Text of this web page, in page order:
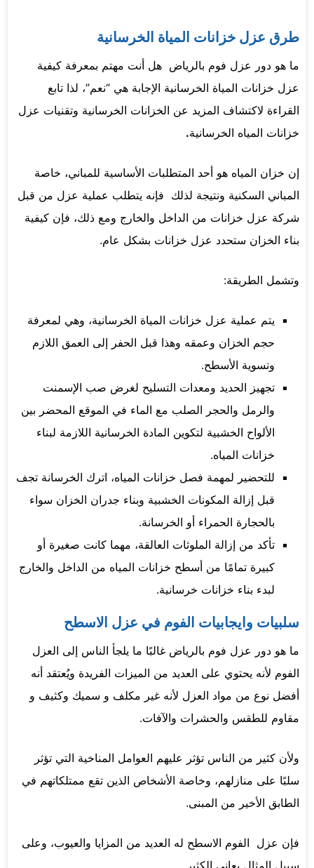
طرق عزل خزانات المياة الخرسانية
ما هو دور عزل فوم بالرياض هل أنت مهتم بمعرفة كيفية
عزل خزانات المياة الخرسانية الإجابة هي “نعم”، لذا تابع
القراءة لاكتشاف المزيد عن الخزانات الخرسانية وتقنيات عزل
خزانات المياه الخرسانية.
إن خزان المياه هو أحد المتطلبات الأساسية للمباني، خاصة
المباني السكنية ونتيجة لذلك فإنه يتطلب عملية عزل من قبل
شركة عزل خزانات من الداخل والخارج ومع ذلك، فإن كيفية
بناء الخزان ستحدد عزل خزانات بشكل عام.
وتشمل الطريقة:
يتم عملية عزل خزانات المياة الخرسانية، وهي لمعرفة
حجم الخزان وعمقه وهذا قبل الحفر إلى العمق اللازم
وتسوية الأسطح.
تجهيز الحديد ومعدات التسليح لغرض صب الإسمنت
والرمل والحجر الصلب مع الماء في الموقع المحضر بين
الألواح الخشبية لتكوين المادة الخرسانية اللازمة لبناء
خزانات المياه.
للتحضير لمهمة فصل خزانات المياه، اترك الخرسانة تجف
قبل إزالة المكونات الخشبية وبناء جدران الخزان سواء
بالحجارة الحمراء أو الخرسانة.
تأكد من إزالة الملوثات العالقة، مهما كانت صغيرة أو
كبيرة تمامًا من أسطح خزانات المياه من الداخل والخارج
لبدء بناء خزانات خرسانية.
سلبيات وايجابيات الفوم في عزل الاسطح
ما هو دور عزل فوم بالرياض غالبًا ما يلجأ الناس إلى العزل
الفوم لأنه يحتوي على العديد من الميزات الفريدة ويُعتقد أنه
أفضل نوع من مواد العزل لأنه غير مكلف و سميك وكثيف و
مقاوم للطقس والحشرات والآفات.
ولأن كثير من الناس تؤثر عليهم العوامل المناخية التي تؤثر
سلبًا على منازلهم، وخاصة الأشخاص الذين تقع ممتلكاتهم في
الطابق الأخير من المبنى.
فإن عزل الفوم الاسطح له العديد من المزايا والعيوب، وعلى
سبيل المثال يعاني الكثير